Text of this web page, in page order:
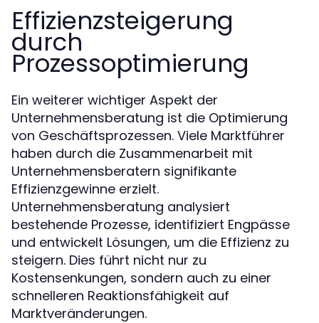
Effizienzsteigerung
durch
Prozessoptimierung
Ein weiterer wichtiger Aspekt der
Unternehmensberatung ist die Optimierung
von Geschäftsprozessen. Viele Marktführer
haben durch die Zusammenarbeit mit
Unternehmensberatern signifikante
Effizienzgewinne erzielt.
Unternehmensberatung analysiert
bestehende Prozesse, identifiziert Engpässe
und entwickelt Lösungen, um die Effizienz zu
steigern. Dies führt nicht nur zu
Kostensenkungen, sondern auch zu einer
schnelleren Reaktionsfähigkeit auf
Marktveränderungen.